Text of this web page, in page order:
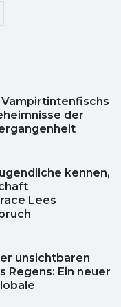
Vampirtintenfischs
der
kennen,
Lees
unsichtbaren
Regens: Ein neuer